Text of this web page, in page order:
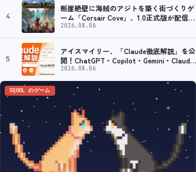
4
断崖絶壁に海賊のアジトを築く街づくりゲ
ーム「Corsair Cove」、1.0正式版が配信開
始！
2026.08.06
5
アイスマイリー、「Claude徹底解説」を公
開！ChatGPT・Copilot・Gemini・Claude
を機能別／業務別に比較―自社に合う生成
AIの選び方がわかる実践ガイド
2026.08.06
SQOOL のゲーム